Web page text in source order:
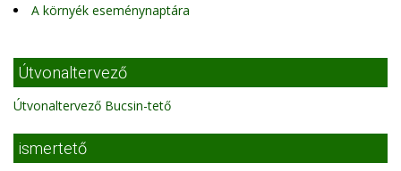
A környék eseménynaptára
Útvonaltervező
Útvonaltervező Bucsin-tető
ismertető